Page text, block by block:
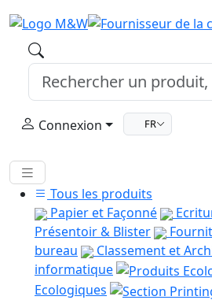
Connexion FR
Tous les produits
Papier et Façonné
Présentoir & Blister
bureau
Classement et
informatique
Ecologiques